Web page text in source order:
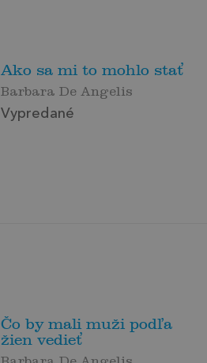
Ako sa mi to mohlo stať
Barbara De Angelis
Vypredané
Čo by mali muži podľa
žien vedieť
Barbara De Angelis